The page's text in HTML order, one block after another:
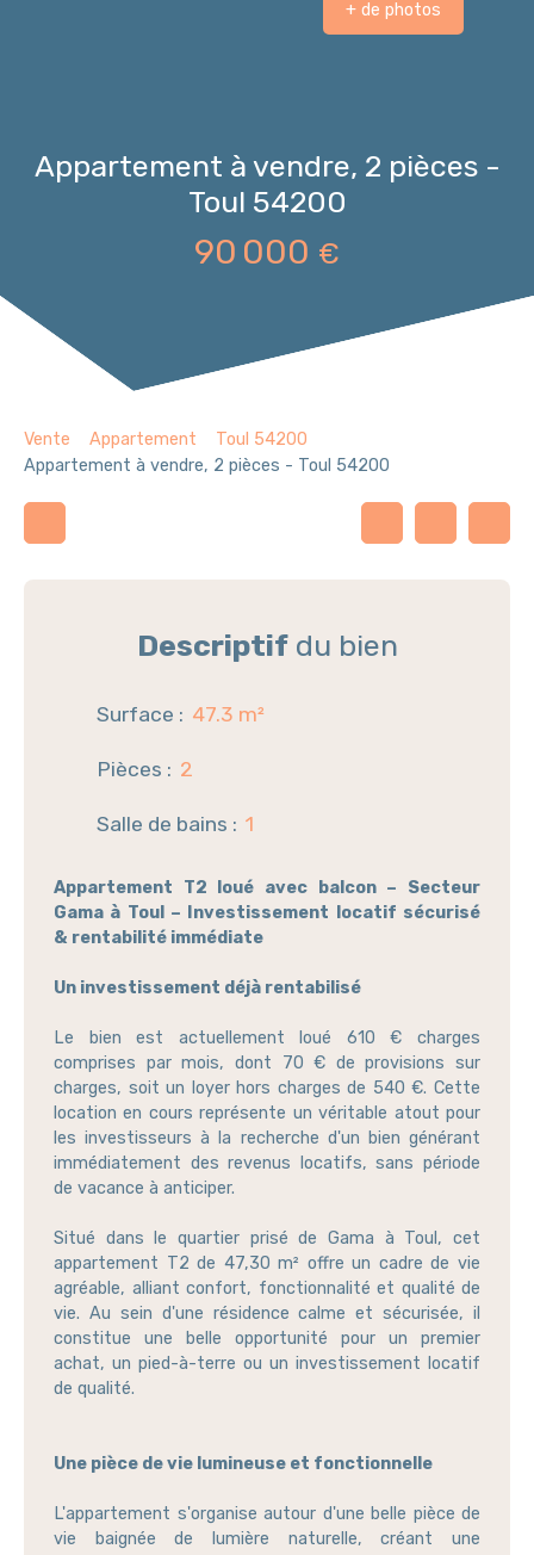
+ de photos
Appartement à vendre, 2 pièces -
Toul 54200
90 000 €
Vente Appartement
Toul 54200
Appartement à vendre, 2 pièces - Toul 54200
Descriptifdu bien
Surface : 47.3 m²
Pièces : 2
Salle de bains : 1
Appartement T2 loué avec balcon – Secteur
Gama à Toul – Investissement locatif sécurisé
& rentabilité immédiate
Un investissement déjà rentabilisé
Le bien est actuellement loué 610 € charges
comprises par mois, dont 70 € de provisions sur
charges, soit un loyer hors charges de 540 €. Cette
location en cours représente un véritable atout pour
les investisseurs à la recherche d'un bien générant
immédiatement des revenus locatifs, sans période
de vacance à anticiper.
Situé dans le quartier prisé de Gama à Toul, cet
appartement T2 de 47,30 m² offre un cadre de vie
agréable, alliant confort, fonctionnalité et qualité de
vie. Au sein d'une résidence calme et sécurisée, il
constitue une belle opportunité pour un premier
achat, un pied-à-terre ou un investissement locatif
de qualité.
Une pièce de vie lumineuse et fonctionnelle
L'appartement s'organise autour d'une belle pièce de
vie baignée de lumière naturelle, créant une